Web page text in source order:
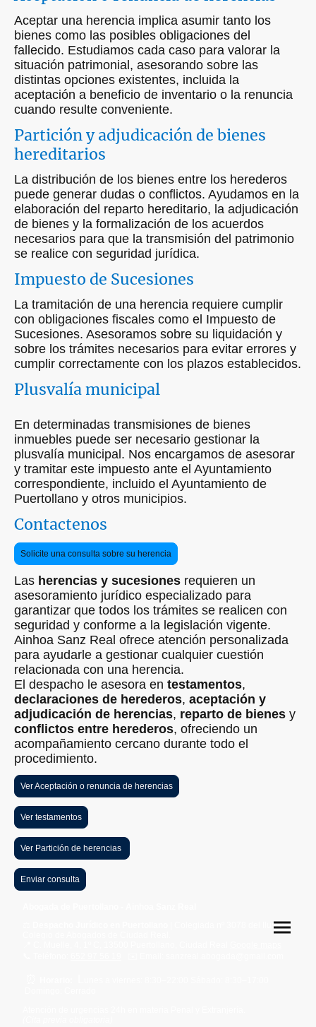
Aceptar una herencia implica asumir tanto los
bienes como las posibles obligaciones del
fallecido. Estudiamos cada caso para valorar la
situación patrimonial, asesorando sobre las
distintas opciones existentes, incluida la
aceptación a beneficio de inventario o la renuncia
cuando resulte conveniente.
Partición y adjudicación de bienes
hereditarios
La distribución de los bienes entre los herederos
puede generar dudas o conflictos. Ayudamos en la
elaboración del reparto hereditario, la adjudicación
de bienes y la formalización de los acuerdos
necesarios para que la transmisión del patrimonio
se realice con seguridad jurídica.
Impuesto de Sucesiones
La tramitación de una herencia requiere cumplir
con obligaciones fiscales como el Impuesto de
Sucesiones. Asesoramos sobre su liquidación y
sobre los trámites necesarios para evitar errores y
cumplir correctamente con los plazos establecidos.
Plusvalía municipal
En determinadas transmisiones de bienes
inmuebles puede ser necesario gestionar la
plusvalía municipal. Nos encargamos de asesorar
y tramitar este impuesto ante el Ayuntamiento
correspondiente, incluido el Ayuntamiento de
Puertollano y otros municipios.
Contactenos
Solicite una consulta sobre su herencia
Las herencias y sucesiones requieren un
asesoramiento jurídico especializado para
garantizar que todos los trámites se realicen con
seguridad y conforme a la legislación vigente.
Ainhoa Sanz Real ofrece atención personalizada
para ayudarle a gestionar cualquier cuestión
relacionada con una herencia.
El despacho le asesora en testamentos,
declaraciones de herederos, aceptación y
adjudicación de herencias, reparto de bienes y
conflictos entre herederos, ofreciendo un
acompañamiento cercano durante todo el
procedimiento.
Ver Aceptación o renuncia de herencias
Ver testamentos
Ver Partición de herencias
Enviar consulta
| Colegiada nº 3078 del Ilustre